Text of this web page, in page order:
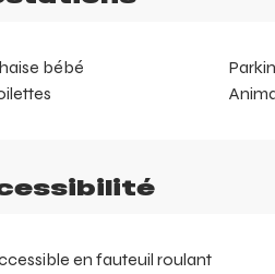
bébé
en fauteuil roulant